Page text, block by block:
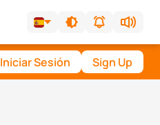
Iniciar Sesión Sign Up